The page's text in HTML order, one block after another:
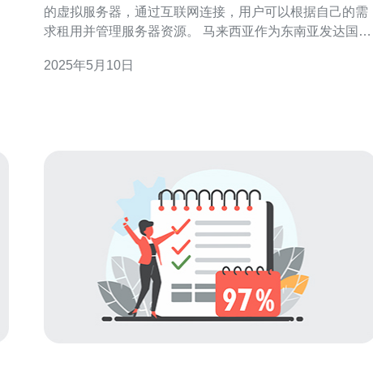
的虚拟服务器，通过互联网连接，用户可以根据自己的需
求租用并管理服务器资源。 马来西亚作为东南亚发达国
有完善的基础设施和网络环境，云服务器服务稳定可靠。
2025年5月10日